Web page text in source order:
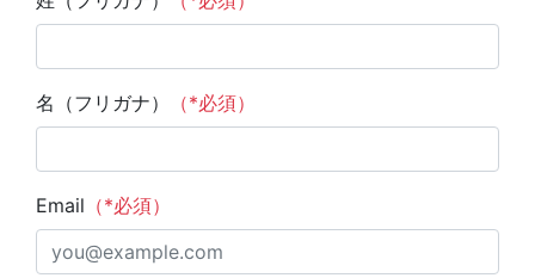
名（フリガナ） （*必須）
Email （*必須）